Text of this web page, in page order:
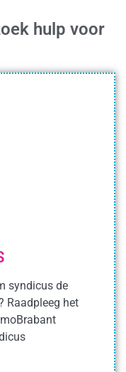
hulp voor
syndicus de
Raadpleeg het